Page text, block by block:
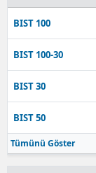
BIST 100
BIST 100-30
BIST 30
BIST 50
Tümünü Göster